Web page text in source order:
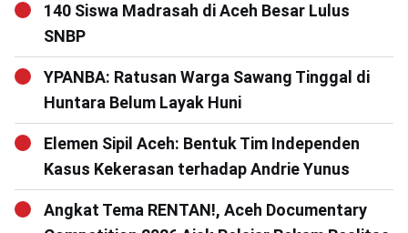
140 Siswa Madrasah di Aceh Besar Lulus
SNBP
YPANBA: Ratusan Warga Sawang Tinggal di
Huntara Belum Layak Huni
Elemen Sipil Aceh: Bentuk Tim Independen
Kasus Kekerasan terhadap Andrie Yunus
Angkat Tema RENTAN!, Aceh Documentary